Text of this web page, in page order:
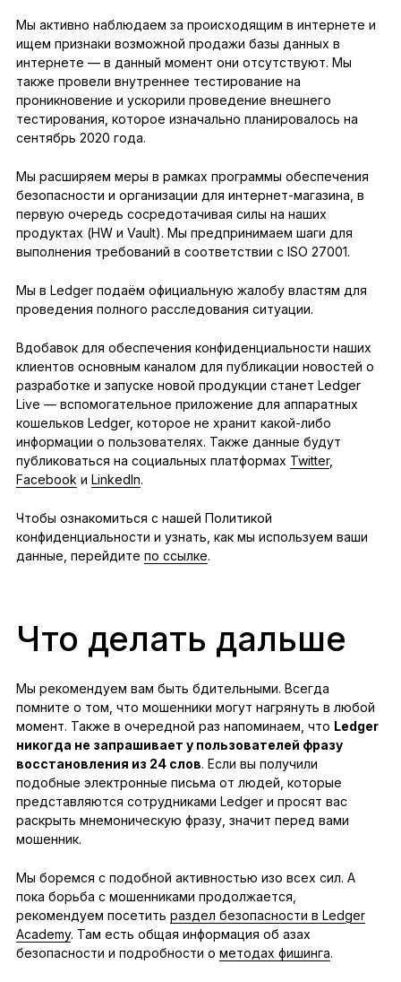
Мы активно наблюдаем за происходящим в интернете и
ищем признаки возможной продажи базы данных в
интернете — в данный момент они отсутствуют. Мы
также провели внутреннее тестирование на
проникновение и ускорили проведение внешнего
тестирования, которое изначально планировалось на
сентябрь 2020 года.
Мы расширяем меры в рамках программы обеспечения
безопасности и организации для интернет-магазина, в
первую очередь сосредотачивая силы на наших
продуктах (HW и Vault). Мы предпринимаем шаги для
выполнения требований в соответствии с ISO 27001.
Мы в Ledger подаём официальную жалобу властям для
проведения полного расследования ситуации.
Вдобавок для обеспечения конфиденциальности наших
клиентов основным каналом для публикации новостей о
разработке и запуске новой продукции станет Ledger
Live — вспомогательное приложение для аппаратных
кошельков Ledger, которое не хранит какой-либо
информации о пользователях. Также данные будут
публиковаться на социальных платформах Twitter,
Facebook и LinkedIn.
Чтобы ознакомиться с нашей Политикой
конфиденциальности и узнать, как мы используем ваши
данные, перейдите по ссылке.
Что делать дальше
Мы рекомендуем вам быть бдительными. Всегда
помните о том, что мошенники могут нагрянуть в любой
момент. Также в очередной раз напоминаем, что Ledger
никогда не запрашивает у пользователей фразу
восстановления из 24 слов. Если вы получили
подобные электронные письма от людей, которые
представляются сотрудниками Ledger и просят вас
раскрыть мнемоническую фразу, значит перед вами
мошенник.
Мы боремся с подобной активностью изо всех сил. А
пока борьба с мошенниками продолжается,
рекомендуем посетить раздел безопасности в Ledger
Academy. Там есть общая информация об азах
безопасности и подробности о методах фишинга.